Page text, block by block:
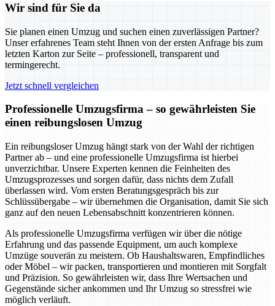
Wir sind für Sie da
Sie planen einen Umzug und suchen einen zuverlässigen Partner?
Unser erfahrenes Team steht Ihnen von der ersten Anfrage bis zum
letzten Karton zur Seite – professionell, transparent und
termingerecht.
Jetzt schnell vergleichen
Professionelle Umzugsfirma – so gewährleisten Sie
einen reibungslosen Umzug
Ein reibungsloser Umzug hängt stark von der Wahl der richtigen
Partner ab – und eine professionelle Umzugsfirma ist hierbei
unverzichtbar. Unsere Experten kennen die Feinheiten des
Umzugsprozesses und sorgen dafür, dass nichts dem Zufall
überlassen wird. Vom ersten Beratungsgespräch bis zur
Schlüssübergabe – wir übernehmen die Organisation, damit Sie sich
ganz auf den neuen Lebensabschnitt konzentrieren können.
Als professionelle Umzugsfirma verfügen wir über die nötige
Erfahrung und das passende Equipment, um auch komplexe
Umzüge souverän zu meistern. Ob Haushaltswaren, Empfindliches
oder Möbel – wir packen, transportieren und montieren mit Sorgfalt
und Präzision. So gewährleisten wir, dass Ihre Wertsachen und
Gegenstände sicher ankommen und Ihr Umzug so stressfrei wie
möglich verläuft.